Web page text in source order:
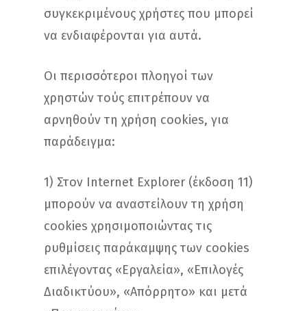
συγκεκριμένους χρήστες που μπορεί
να ενδιαφέρονται για αυτά.
Οι περισσότεροι πλοηγοί των
χρηστών τούς επιτρέπουν να
αρνηθούν τη χρήση cookies, για
παράδειγμα:
1) Στον Internet Explorer (έκδοση 11)
μπορούν να αναστείλουν τη χρήση
cookies χρησιμοποιώντας τις
ρυθμίσεις παράκαμψης των cookies
επιλέγοντας «Εργαλεία», «Επιλογές
Διαδικτύου», «Απόρρητο» και μετά